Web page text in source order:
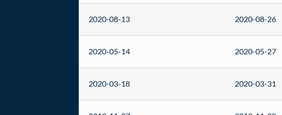
2020-08-13 2020-08-26
2020-05-14 2020-05-27
2020-03-18 2020-03-31